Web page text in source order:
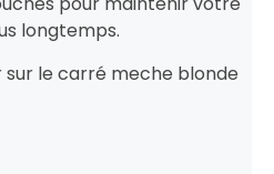
longtemps.
sur le carré meche blonde